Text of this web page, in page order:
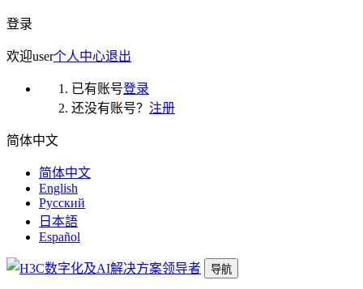
登录
欢迎user个人中心退出
已有账号登录
还没有账号？ 注册
简体中文
简体中文
English
Русский
日本語
Español
导航